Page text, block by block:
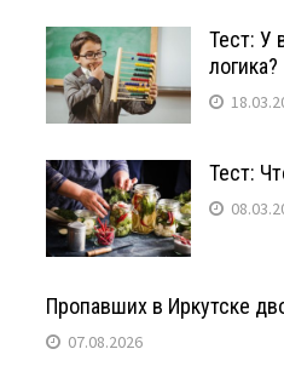
Тест: У
логика?
Тест:
Пропавших в Иркутске
07.08.2026